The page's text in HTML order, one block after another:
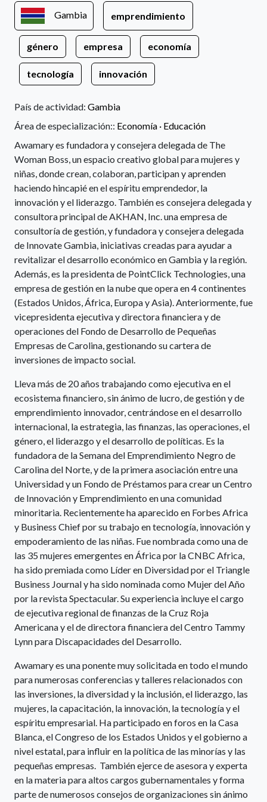
Gambia emprendimiento
género empresa economía
tecnología innovación
País de actividad: Gambia
Área de especialización:: Economía · Educación
Awamary es fundadora y consejera delegada de The
Woman Boss, un espacio creativo global para mujeres y
niñas, donde crean, colaboran, participan y aprenden
haciendo hincapié en el espíritu emprendedor, la
innovación y el liderazgo. También es consejera delegada y
consultora principal de AKHAN, Inc. una empresa de
consultoría de gestión, y fundadora y consejera delegada
de Innovate Gambia, iniciativas creadas para ayudar a
revitalizar el desarrollo económico en Gambia y la región.
Además, es la presidenta de PointClick Technologies, una
empresa de gestión en la nube que opera en 4 continentes
(Estados Unidos, África, Europa y Asia). Anteriormente, fue
vicepresidenta ejecutiva y directora financiera y de
operaciones del Fondo de Desarrollo de Pequeñas
Empresas de Carolina, gestionando su cartera de
inversiones de impacto social.
Lleva más de 20 años trabajando como ejecutiva en el
ecosistema financiero, sin ánimo de lucro, de gestión y de
emprendimiento innovador, centrándose en el desarrollo
internacional, la estrategia, las finanzas, las operaciones, el
género, el liderazgo y el desarrollo de políticas. Es la
fundadora de la Semana del Emprendimiento Negro de
Carolina del Norte, y de la primera asociación entre una
Universidad y un Fondo de Préstamos para crear un Centro
de Innovación y Emprendimiento en una comunidad
minoritaria. Recientemente ha aparecido en Forbes Africa
y Business Chief por su trabajo en tecnología, innovación y
empoderamiento de las niñas. Fue nombrada como una de
las 35 mujeres emergentes en África por la CNBC Africa,
ha sido premiada como Líder en Diversidad por el Triangle
Business Journal y ha sido nominada como Mujer del Año
por la revista Spectacular. Su experiencia incluye el cargo
de ejecutiva regional de finanzas de la Cruz Roja
Americana y el de directora financiera del Centro Tammy
Lynn para Discapacidades del Desarrollo.
Awamary es una ponente muy solicitada en todo el mundo
para numerosas conferencias y talleres relacionados con
las inversiones, la diversidad y la inclusión, el liderazgo, las
mujeres, la capacitación, la innovación, la tecnología y el
espíritu empresarial. Ha participado en foros en la Casa
Blanca, el Congreso de los Estados Unidos y el gobierno a
nivel estatal, para influir en la política de las minorías y las
pequeñas empresas. También ejerce de asesora y experta
en la materia para altos cargos gubernamentales y forma
parte de numerosos consejos de organizaciones sin ánimo